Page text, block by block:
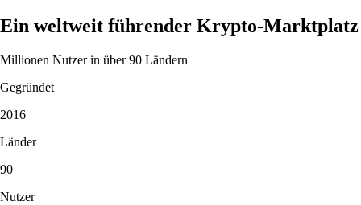
Ein weltweit führender Krypto-Marktplatz
Millionen Nutzer in über 90 Ländern
Gegründet
2016
Länder
90
Nutzer